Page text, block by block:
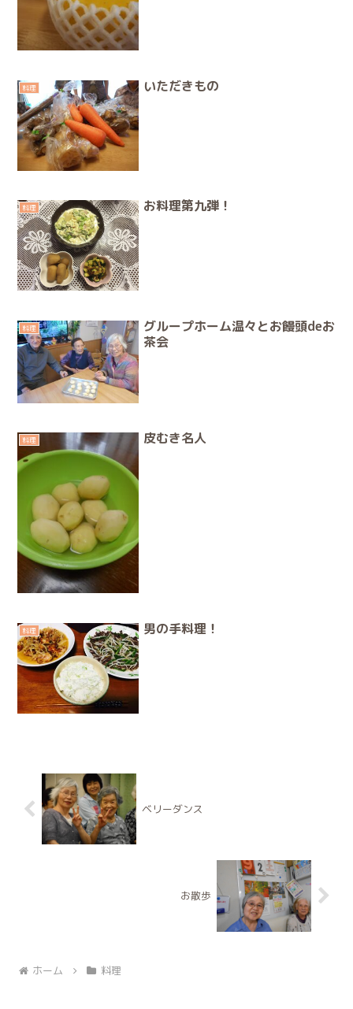
料理 いただきもの
料理 お料理第九弾！
料理
グループホーム温々とお饅頭deお
茶会
料理 皮むき名人
料理 男の手料理！
ベリーダンス
お散歩
ホーム 料理